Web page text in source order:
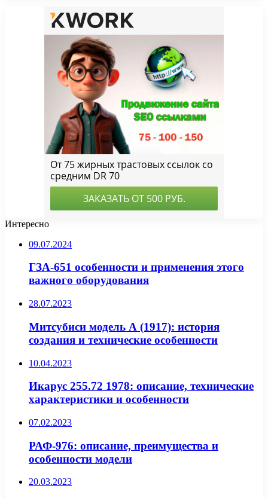
Интересно
09.07.2024
ГЗА-651 особенности и применения этого
важного оборудования
28.07.2023
Митсубиси модель А (1917): история
создания и технические особенности
10.04.2023
Икарус 255.72 1978: описание, технические
характеристики и особенности
07.02.2023
РАФ-976: описание, преимущества и
особенности модели
20.03.2023